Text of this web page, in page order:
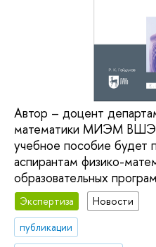
Автор – доцент
математики МИЭМ ВШЭ
учебное пособие будет
аспирантам физико-
образовательных
Экспертиза
Новости
публикации